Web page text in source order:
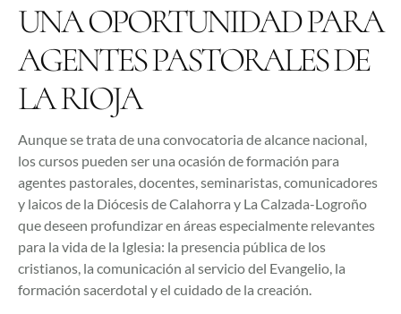
UNA OPORTUNIDAD PARA
AGENTES PASTORALES DE
LA RIOJA
Aunque se trata de una convocatoria de alcance nacional,
los cursos pueden ser una ocasión de formación para
agentes pastorales, docentes, seminaristas, comunicadores
y laicos de la Diócesis de Calahorra y La Calzada-Logroño
que deseen profundizar en áreas especialmente relevantes
para la vida de la Iglesia: la presencia pública de los
cristianos, la comunicación al servicio del Evangelio, la
formación sacerdotal y el cuidado de la creación.